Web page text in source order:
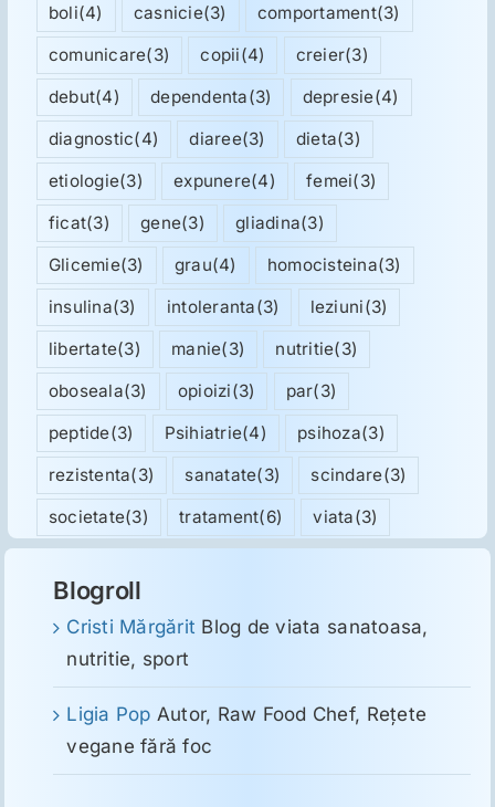
boli(4) casnicie(3) comportament(3)
comunicare(3) copii(4) creier(3)
debut(4) dependenta(3) depresie(4)
diagnostic(4) diaree(3) dieta(3)
etiologie(3) expunere(4) femei(3)
ficat(3) gene(3) gliadina(3)
Glicemie(3) grau(4) homocisteina(3)
insulina(3) intoleranta(3) leziuni(3)
libertate(3) manie(3) nutritie(3)
oboseala(3) opioizi(3) par(3)
peptide(3) Psihiatrie(4) psihoza(3)
rezistenta(3) sanatate(3) scindare(3)
societate(3) tratament(6) viata(3)
Blogroll
Cristi Mărgărit Blog de viata sanatoasa,
nutritie, sport
Ligia Pop Autor, Raw Food Chef, Reţete
vegane fără foc